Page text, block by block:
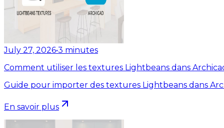
July 27, 2026•3 minutes
Comment utiliser les textures Lightbeans dans
Guide pour importer des textures Lightbeans dans
En savoir plus